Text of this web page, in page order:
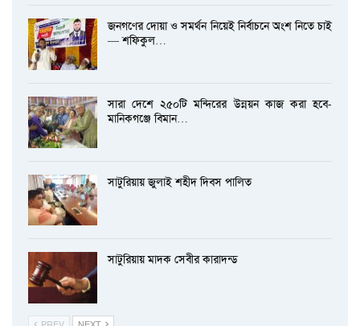
জনগণের দোয়া ও সমর্থন নিয়েই নির্বাচনে অংশ নিতে চাই
— শফিকুল…
সারা দেশে ২৫০টি মন্দিরের উন্নয়ন কাজ করা হবে-
মানিকগঞ্জে বিমান…
সাটুরিয়ায় জুলাই শহীদ দিবস পালিত
সাটুরিয়ায় মাদক সেবীর কারাদন্ড